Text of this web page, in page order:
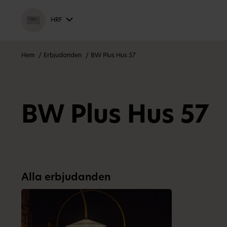
HRF
Hem Erbjudanden BW Plus Hus 57
BW Plus Hus 57
Alla erbjudanden